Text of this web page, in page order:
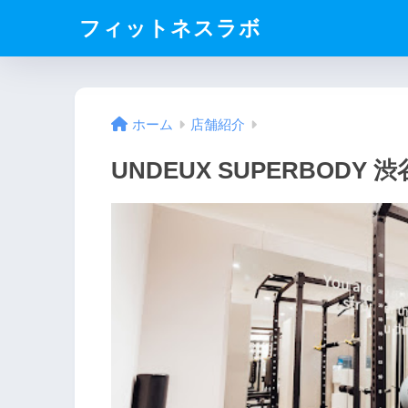
フィットネスラボ
ホーム 店舗紹介
UNDEUX SUPERBODY 渋